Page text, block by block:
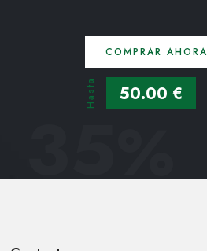
COMPRAR AHORA
Hasta 50.00 €
35%